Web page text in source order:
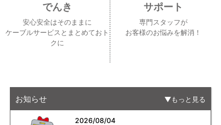
でんき
安心安全はそのままに
ケーブルサービスとまとめておト
クに
サポート
専門スタッフが
お客様のお悩みを解消！
お知らせ もっと見る
2026/08/04